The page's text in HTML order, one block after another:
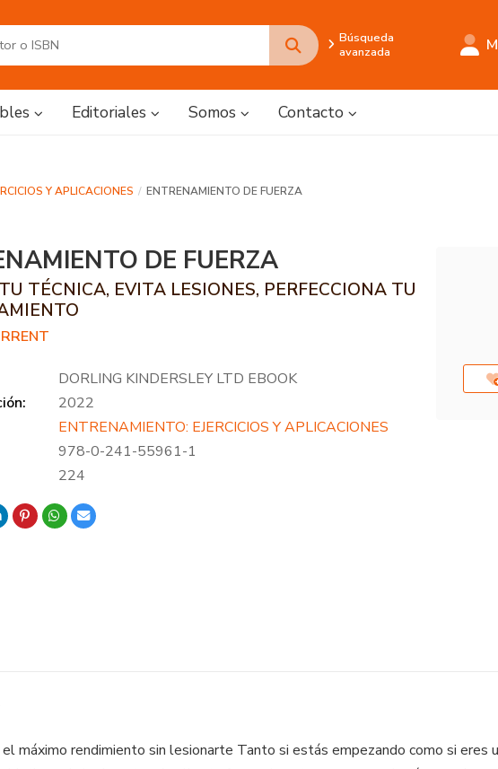
Búsqueda
avanzada
Editoriales Somos Contacto
Y APLICACIONES ENTRENAMIENTO DE FUERZA
DE FUERZA
TÉCNICA, EVITA LESIONES, PERFECCIONA TU
DORLING KINDERSLEY LTD EBOOK
2022
ENTRENAMIENTO: EJERCICIOS Y APLICACIONES
978-0-241-55961-1
224
máximo rendimiento sin lesionarte Tanto si estás empezando como si eres